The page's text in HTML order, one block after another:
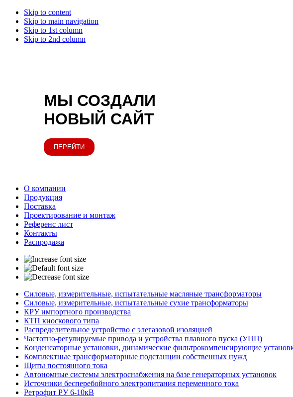
Skip to content
Skip to main navigation
Skip to 1st column
Skip to 2nd column
МЫ СОЗДАЛИ
НОВЫЙ САЙТ
ПЕРЕЙТИ
О компании
Продукция
Поставка
Проектирование и монтаж
Референс лист
Контакты
Распродажа
Силовые, измерительные, испытательные масляные трансформаторы
Силовые, измерительные, испытательные сухие трансформаторы
КРУ импортного производства
КТП киоскового типа
Распределительное устройство с элегазовой изоляцией
Частотно-регулируемые привода и устройства плавного пуска (УПП)
Конденсаторные установки, динамические фильтрокомпенсирующие
Комплектные трансформаторные подстанции собственных нужд
Щиты постоянного тока
Автономные системы электроснабжения на базе генераторных установок
Источники бесперебойного электропитания переменного тока
Ретрофит РУ 6-10кВ